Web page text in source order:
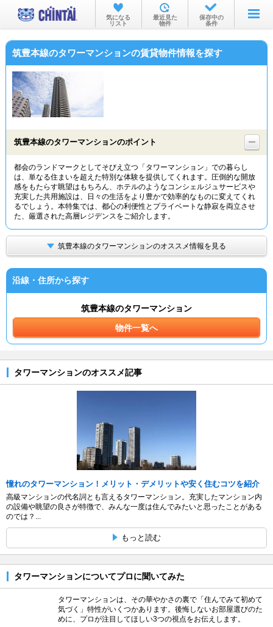
お部屋を探す
沿線・駅から
物件特集から
TOP
気になる
リスト
最近見た
物件
保存中の
条件
筑豊本線のタワーマンションの賃貸物件情報を探す
筑豊本線のタワーマンションのポイント
都会のランドマークとしてそびえ立つ「タワーマンション」での暮らし
は、単なる住まいを超えた特別な体験を提供してくれます。圧倒的な開放
感をもたらす眺望はもちろん、ホテルのようなコンシェルジュサービスや
充実した共用施設は、日々の生活をより豊かで効率的なものに変えてくれ
るでしょう。本特集では、都心の利便性とプライベートな静寂を両立させ
た、厳選された高層レジデンスをご紹介します。
筑豊本線のタワーマンションのオススメ情報を見る
沿線・住所から探す
筑豊本線のタワーマンション
物件一覧へ
タワーマンションのオススメ記事
憧れのタワーマンション！メリット・デメリットや安く住むコツを紹介
高級マンションの代名詞とも言えるタワーマンション。充実したマンション内
の設備や眺望の良さが特徴で、みんな一度は住んでみたいと思ったことがある
のでは？...
もっと読む
タワーマンションについてプロに聞いてみた
タワーマンションは、その華やかさの裏で「住んでみて初めて
気づく」特性がいくつかあります。後悔しないお部屋選びのた
めに、プロが注目してほしい3つの視点をお伝えします。